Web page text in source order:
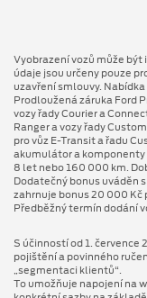
Vyobrazení vozů může
údaje jsou určeny pouze
uzavření smlouvy.
Prodloužená záruka Ford
vozy řady Courier a
Ranger a vozy řady
pro vůz E-Transit a řadu
akumulátor a
8 let nebo 160 000 km.
Dodatečný bonus uváděn
zahrnuje bonus 20 000 Kč
Předběžný termín dodání
S účinností od 1.
pojištění a povinného
„segmentaci klientů“.
To umožňuje napojení na